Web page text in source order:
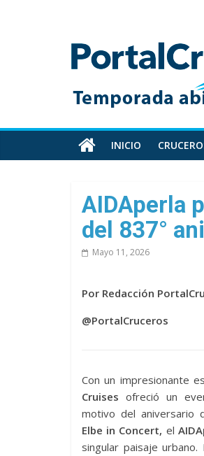
Toda
información
cruceros
en
un
sitio
INICIO
AIDAperla
del 837°
Mayo 11, 2026
Por Redacción
@PortalCruceros
Con un impresionante
Cruises ofreció un
motivo del aniversario
Elbe in Concert, el
singular paisaje